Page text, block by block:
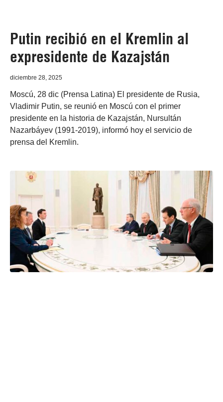
Putin recibió en el Kremlin al
expresidente de Kazajstán
diciembre 28, 2025
Moscú, 28 dic (Prensa Latina) El presidente de Rusia,
Vladimir Putin, se reunió en Moscú con el primer
presidente en la historia de Kazajstán, Nursultán
Nazarbáyev (1991-2019), informó hoy el servicio de
prensa del Kremlin.